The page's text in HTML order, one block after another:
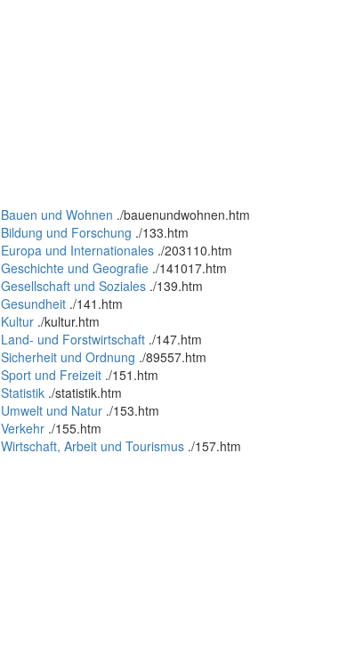
Bauen und Wohnen ./bauenundwohnen.htm
Bildung und Forschung ./133.htm
Europa und Internationales ./203110.htm
Geschichte und Geografie ./141017.htm
Gesellschaft und Soziales ./139.htm
Gesundheit ./141.htm
Kultur ./kultur.htm
Land- und Forstwirtschaft ./147.htm
Sicherheit und Ordnung ./89557.htm
Sport und Freizeit ./151.htm
Statistik ./statistik.htm
Umwelt und Natur ./153.htm
Verkehr ./155.htm
Wirtschaft, Arbeit und Tourismus ./157.htm